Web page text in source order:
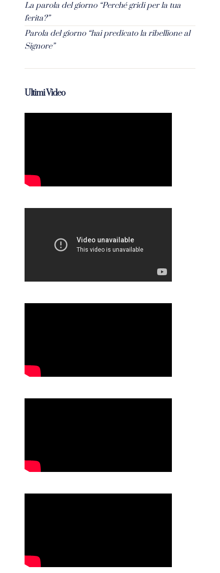
La parola del giorno “Perché gridi per la tua
ferita?”
Parola del giorno “hai predicato la ribellione al
Signore”
Ultimi Video